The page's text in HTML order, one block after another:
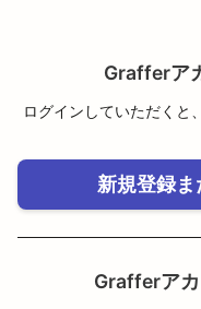
Grafferア
ログインしていただくと
新規登録
Grafferア